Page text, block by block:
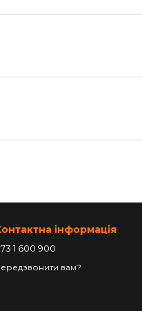
інформація
1 600 900
вам?